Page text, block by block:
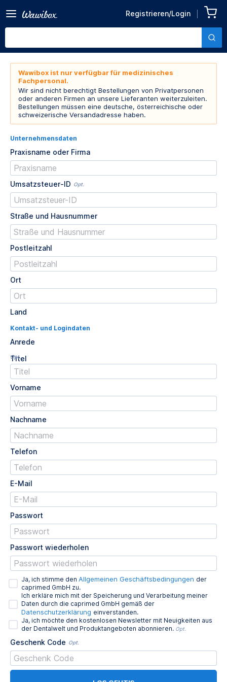
Registrieren/Login
Wawibox ist nur verfügbar für medizinisches
Fachpersonal.
Wir sind nicht berechtigt Bestellungen von Privatpersonen
oder anderen Firmen an unsere Lieferanten weiterzuleiten.
Bestellungen müssen eine deutsche, österreichische oder
schweizerische Versandadresse haben.
Unternehmensdaten
Praxisname oder Firma
Umsatzsteuer-ID Opt.
Straße und Hausnummer
Postleitzahl
Ort
Land
Kontakt- und Logindaten
Anrede
Titel
Opt.
Vorname
Nachname
Telefon
E-Mail
Passwort
Passwort wiederholen
Ja, ich stimme den Allgemeinen Geschäftsbedingungen der
caprimed GmbH zu.
Ich erkläre mich mit der Speicherung und Verarbeitung meiner
Daten durch die caprimed GmbH gemäß der
Datenschutzerklärung einverstanden.
Ja, ich möchte den kostenlosen Newsletter mit Neuigkeiten aus
der Dentalwelt und Produktangeboten abonnieren. Opt.
Geschenk Code Opt.